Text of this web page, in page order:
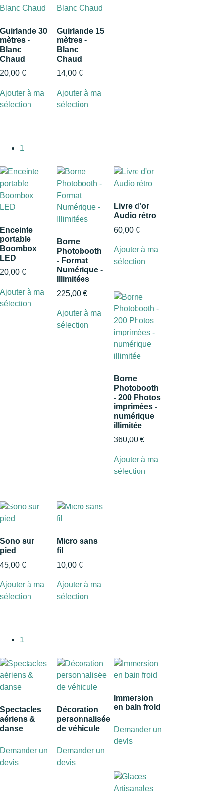
Guirlande 30
mètres -
Blanc
Chaud
20,00 €
Ajouter à ma
sélection
Guirlande 15
mètres -
Blanc
Chaud
14,00 €
Ajouter à ma
sélection
1
Enceinte
portable
Boombox
LED
20,00 €
Ajouter à ma
sélection
Borne
Photobooth
- Format
Numérique -
Illimitées
225,00 €
Ajouter à ma
sélection
Livre d'or
Audio rétro
60,00 €
Ajouter à ma
sélection
Borne
Photobooth
- 200 Photos
imprimées -
numérique
illimitée
360,00 €
Ajouter à ma
sélection
Sono sur
pied
45,00 €
Ajouter à ma
sélection
Micro sans
fil
10,00 €
Ajouter à ma
sélection
1
Spectacles
aériens &
danse
Demander un
devis
Décoration
personnalisée
de véhicule
Demander un
devis
Immersion
en bain froid
Demander un
devis